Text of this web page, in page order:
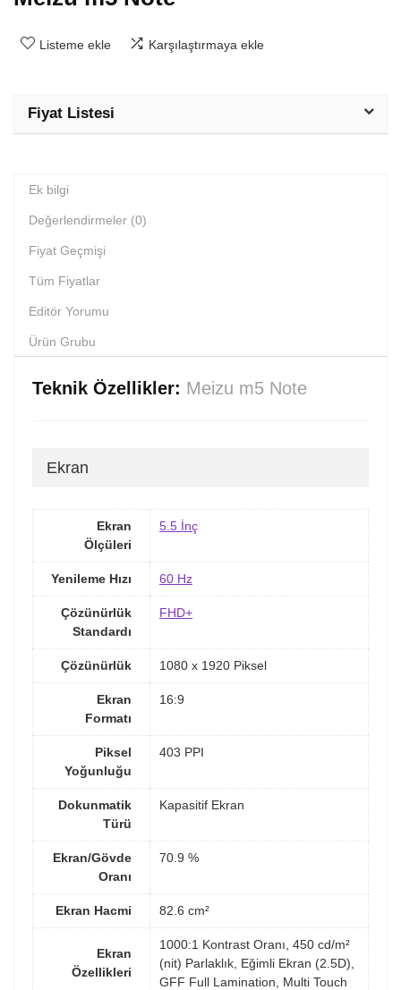
Listeme ekle Karşılaştırmaya ekle
Fiyat Listesi
Ek bilgi
Değerlendirmeler (0)
Fiyat Geçmişi
Tüm Fiyatlar
Editör Yorumu
Ürün Grubu
Teknik Özellikler: Meizu m5 Note
Ekran
Ekran
Ölçüleri
5.5 İnç
Yenileme Hızı 60 Hz
Çözünürlük
Standardı
FHD+
Çözünürlük 1080 x 1920 Piksel
Ekran
Formatı
16:9
Piksel
Yoğunluğu
403 PPI
Dokunmatik
Türü
Kapasitif Ekran
Ekran/Gövde
Oranı
70.9 %
Ekran Hacmi 82.6 cm²
Ekran
Özellikleri
1000:1 Kontrast Oranı, 450 cd/m²
(nit) Parlaklık, Eğimli Ekran (2.5D),
GFF Full Lamination, Multi Touch